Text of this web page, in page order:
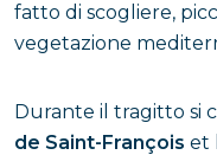
fatto di scogliere,
vegetazione
Durante il tragitto si
de Saint-François et